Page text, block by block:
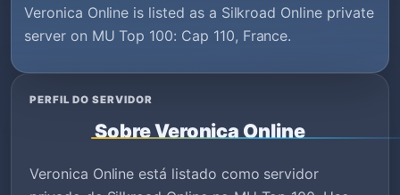
Veronica Online is listed as a Silkroad Online private
server on MU Top 100: Cap 110, France.
PERFIL DO SERVIDOR
Sobre Veronica Online
Veronica Online está listado como servidor